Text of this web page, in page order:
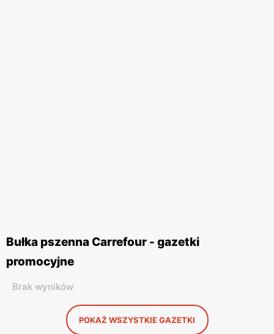
Bułka pszenna Carrefour - gazetki
promocyjne
Brak wyników
POKAŻ WSZYSTKIE GAZETKI